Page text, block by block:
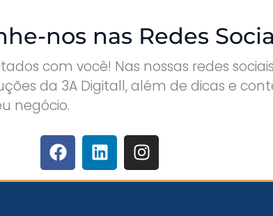
nos nas Redes
com você! Nas nossas redes
da 3A Digitall, além de dicas e
negócio.